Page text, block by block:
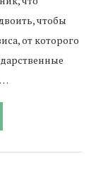
чтобы
от которого